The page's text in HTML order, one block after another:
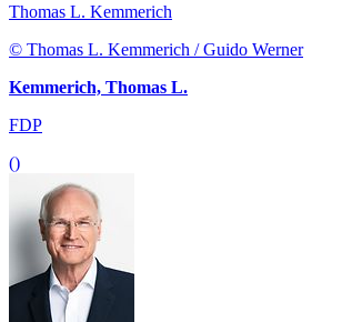
Thomas L. Kemmerich
© Thomas L. Kemmerich / Guido Werner
Kemmerich, Thomas L.
FDP
()